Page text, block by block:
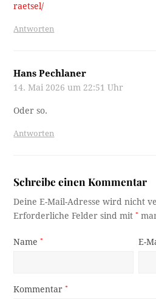
raetsel/
Antworten
Hans Pechlaner
14. Mai 2026 um 22:51 Uhr
Oder so.
Antworten
Schreibe einen Kommentar
Deine E-Mail-Adresse wird nicht
Erforderliche Felder sind mit*
Name* E-
Kommentar*